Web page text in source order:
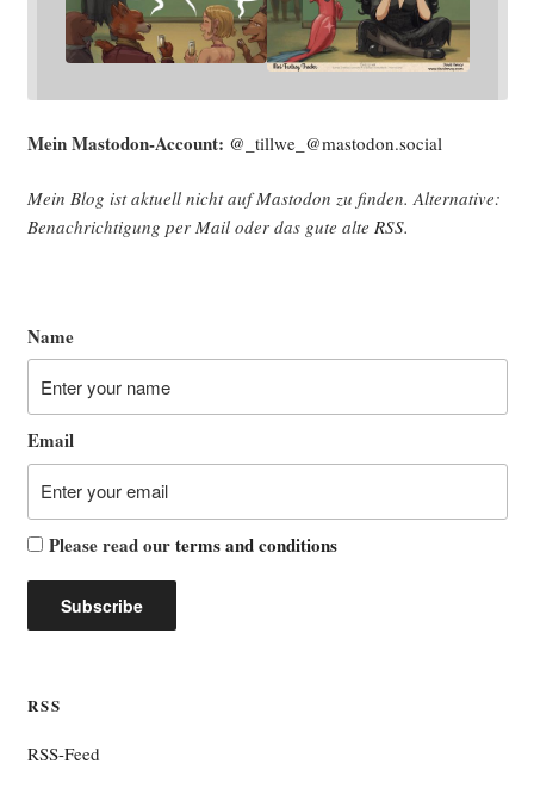
Mein Mast­o­don-Account: @_tillwe_@mastodon.social
Mein Blog ist aktu­ell nicht auf Mast­o­don zu fin­den. Alter­na­ti­ve:
Benach­rich­ti­gung per Mail oder das gute alte RSS.
Name
Email
Please read ourterms and conditions
RSS
RSS-Feed